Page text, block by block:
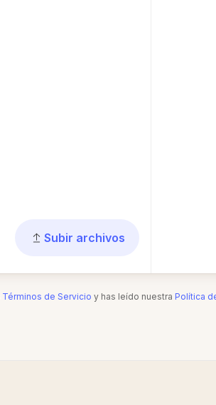
Subir archivos
Términos de Servicio y has leído nuestra Política